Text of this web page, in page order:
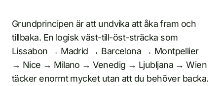
Grundprincipen är att undvika att åka fram och
tillbaka. En logisk väst-till-öst-sträcka som
Lissabon → Madrid → Barcelona → Montpellier
→ Nice → Milano → Venedig → Ljubljana → Wien
täcker enormt mycket utan att du behöver backa.